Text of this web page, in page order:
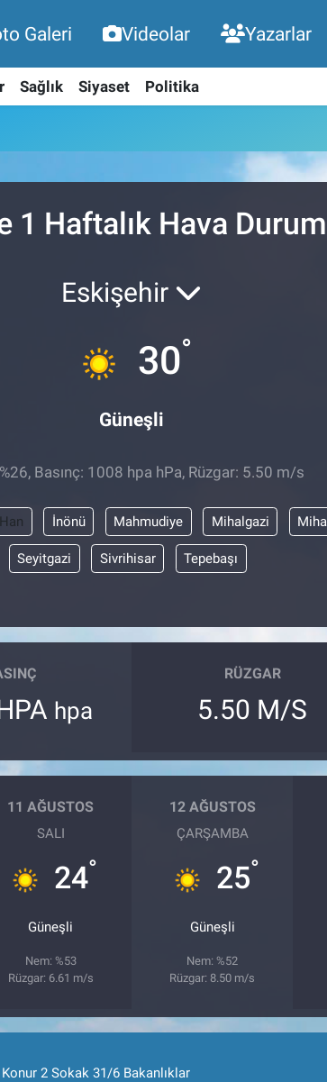
Galeri Videolar Yazarlar
Sağlık Siyaset Politika
1 Haftalık Hava
Eskişehir
30°
Güneşli
Basınç: 1008 hpa hPa, Rüzgar: 5.50 m/s
Han İnönü Mahmudiye Mihalgazi
Seyitgazi Sivrihisar Tepebaşı
hpa
RÜZGAR
5.50 M/S
11 AĞUSTOS
SALI
24°
Güneşli
Nem: %53
Rüzgar: 6.61 m/s
12 AĞUSTOS
ÇARŞAMBA
25°
Güneşli
Nem: %52
Rüzgar: 8.50 m/s
Konur 2 Sokak 31/6 Bakanlıklar